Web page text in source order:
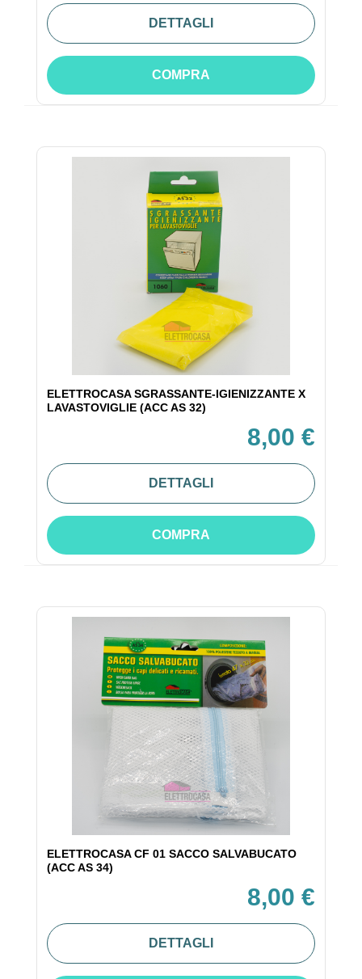
DETTAGLI
COMPRA
ELETTROCASA SGRASSANTE-IGIENIZZANTE X
LAVASTOVIGLIE (ACC AS 32)
8,00 €
DETTAGLI
COMPRA
ELETTROCASA CF 01 SACCO SALVABUCATO
(ACC AS 34)
8,00 €
DETTAGLI